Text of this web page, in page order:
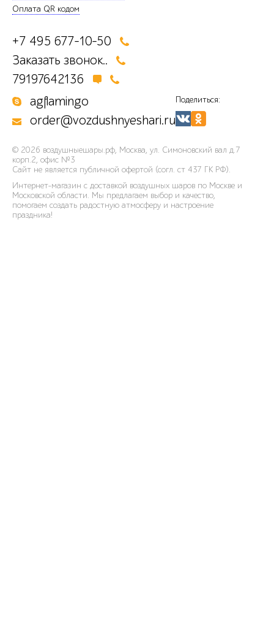
Оплата QR кодом
+7 495 677-10-50
Заказать звонок..
79197642136
agflamingo
order@vozdushnyeshari.ru
Поделиться:
© 2026 воздушныешары.рф, Москва, ул. Симоновский вал д.7
корп.2, офис №3
Сайт не является публичной офертой (согл. ст 437 ГК РФ).
Интернет-магазин с доставкой воздушных шаров по Москве и
Московской области. Мы предлагаем выбор и качество,
помогаем создать радостную атмосферу и настроение
праздника!